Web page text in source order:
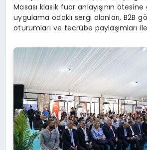
Masası klasik fuar anlayışının
uygulama odaklı sergi alanları, B2B
oturumları ve tecrübe paylaşımları ile